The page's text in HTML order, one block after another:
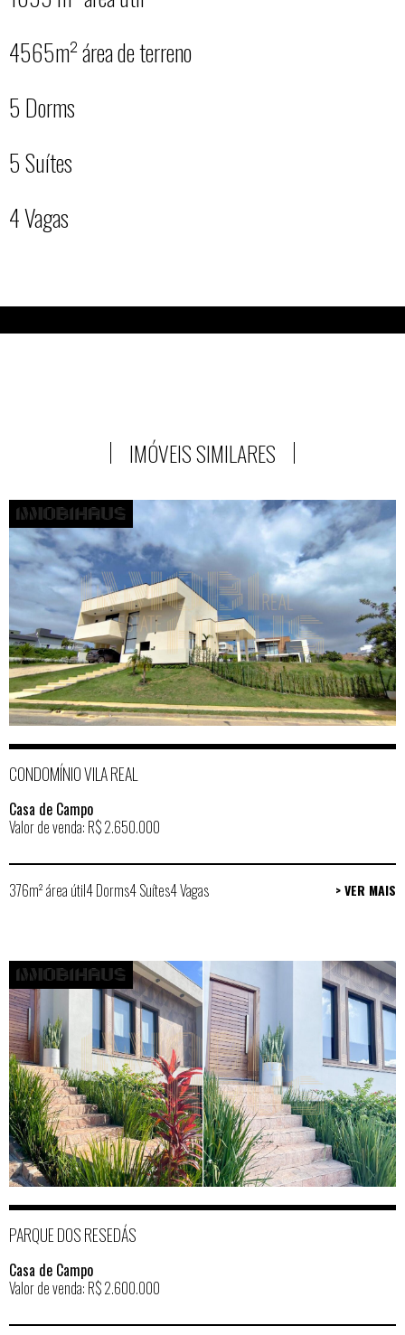
4565m² área de terreno
5 Dorms
5 Suítes
4 Vagas
IMÓVEIS SIMILARES
CONDOMÍNIO VILA REAL
Casa de Campo
Valor de venda: R$ 2.650.000
376m² área útil4 Dorms4 Suítes4 Vagas > VER MAIS
PARQUE DOS RESEDÁS
Casa de Campo
Valor de venda: R$ 2.600.000